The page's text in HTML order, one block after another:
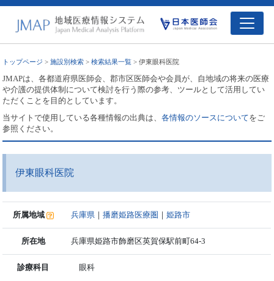
トップページ >施設別検索 >検索結果一覧 > 伊東眼科医院
JMAPは、各都道府県医師会、郡市区医師会や会員が、自地域の将来の医療
や介護の提供体制について検討を行う際の参考、ツールとして活用してい
ただくことを目的としています。
当サイトで使用している各種情報の出典は、各情報のソースについてをご
参照ください。
伊東眼科医院
所属地域 兵庫県 ｜播磨姫路医療圏 ｜姫路市
所在地 兵庫県姫路市飾磨区英賀保駅前町64-3
診療科目 眼科